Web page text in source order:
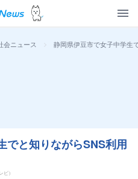
会ニュース > 静岡県伊豆市で女子中学生
でと知りながらSNS利用
ビ）